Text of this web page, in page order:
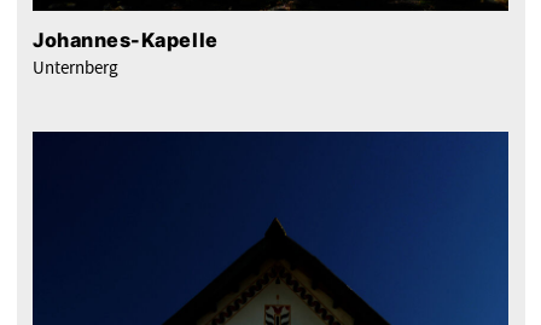
Johannes-Kapelle
Unternberg